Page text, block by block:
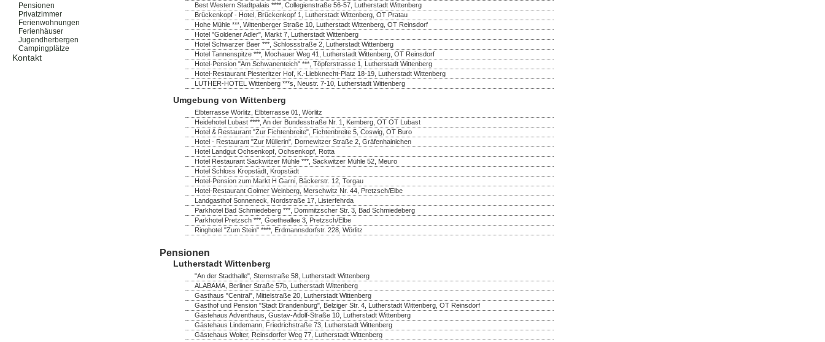
Pensionen
Privatzimmer
Ferienwohnungen
Ferienhäuser
Jugendherbergen
Campingplätze
Kontakt
Best Western Stadtpalais ****, Collegienstraße 56-57, Lutherstadt Wittenberg
Brückenkopf - Hotel, Brückenkopf 1, Lutherstadt Wittenberg, OT Pratau
Hohe Mühle ***, Wittenberger Straße 10, Lutherstadt Wittenberg, OT Reinsdorf
Hotel "Goldener Adler", Markt 7, Lutherstadt Wittenberg
Hotel Schwarzer Baer ***, Schlossstraße 2, Lutherstadt Wittenberg
Hotel Tannenspitze ***, Mochauer Weg 41, Lutherstadt Wittenberg, OT Reinsdorf
Hotel-Pension "Am Schwanenteich" ***, Töpferstrasse 1, Lutherstadt Wittenberg
Hotel-Restaurant Piesteritzer Hof, K.-Liebknecht-Platz 18-19, Lutherstadt Wittenberg
LUTHER-HOTEL Wittenberg ***s, Neustr. 7-10, Lutherstadt Wittenberg
Umgebung von Wittenberg
Elbterrasse Wörlitz, Elbterrasse 01, Wörlitz
Heidehotel Lubast ****, An der Bundesstraße Nr. 1, Kemberg, OT OT Lubast
Hotel & Restaurant "Zur Fichtenbreite", Fichtenbreite 5, Coswig, OT Buro
Hotel - Restaurant "Zur Müllerin", Dornewitzer Straße 2, Gräfenhainichen
Hotel Landgut Ochsenkopf, Ochsenkopf, Rotta
Hotel Restaurant Sackwitzer Mühle ***, Sackwitzer Mühle 52, Meuro
Hotel Schloss Kropstädt, Kropstädt
Hotel-Pension zum Markt H Garni, Bäckerstr. 12, Torgau
Hotel-Restaurant Golmer Weinberg, Merschwitz Nr. 44, Pretzsch/Elbe
Landgasthof Sonneneck, Nordstraße 17, Listerfehrda
Parkhotel Bad Schmiedeberg ***, Dommitzscher Str. 3, Bad Schmiedeberg
Parkhotel Pretzsch ***, Goetheallee 3, Pretzsch/Elbe
Ringhotel "Zum Stein" ****, Erdmannsdorfstr. 228, Wörlitz
Pensionen
Lutherstadt Wittenberg
"An der Stadthalle", Sternstraße 58, Lutherstadt Wittenberg
ALABAMA, Berliner Straße 57b, Lutherstadt Wittenberg
Gasthaus "Central", Mittelstraße 20, Lutherstadt Wittenberg
Gasthof und Pension "Stadt Brandenburg", Belziger Str. 4, Lutherstadt Wittenberg, OT Reinsdorf
Gästehaus Adventhaus, Gustav-Adolf-Straße 10, Lutherstadt Wittenberg
Gästehaus Lindemann, Friedrichstraße 73, Lutherstadt Wittenberg
Gästehaus Wolter, Reinsdorfer Weg 77, Lutherstadt Wittenberg